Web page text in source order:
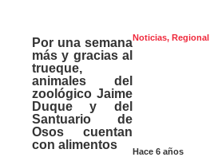
Noticias, Regional
Hace 6 años
Por una semana
más y gracias al
trueque,
animales del
zoológico Jaime
Duque y del
Santuario de
Osos cuentan
con alimentos